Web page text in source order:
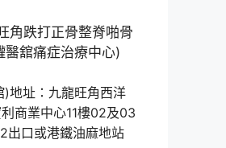
)地址：九龍旺角西洋
商業中心11樓02及03
出口或港鐵油麻地站